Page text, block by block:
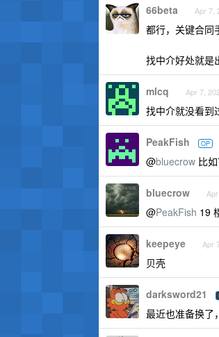
66beta Apr 7,
都行，关键合同
找中介好处就是
mlcq Apr 7,
找中介就没看到
PeakFish OP
@bluecrow 比如
bluecrow
@PeakFish 19
keepeye Apr
贝壳
darksword21
最近也准备换了